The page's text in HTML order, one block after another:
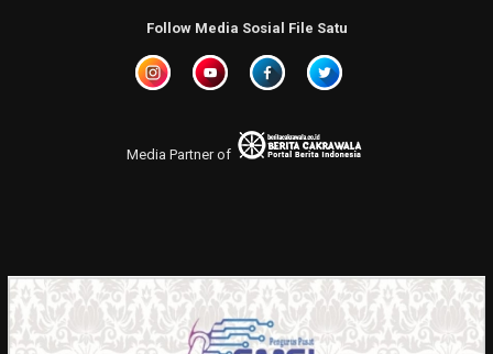
Follow Media Sosial File Satu
Media Partner of